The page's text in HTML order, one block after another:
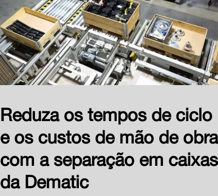
Reduza os tempos de ciclo
e os custos de mão de obra
com a separação em caixas
da Dematic